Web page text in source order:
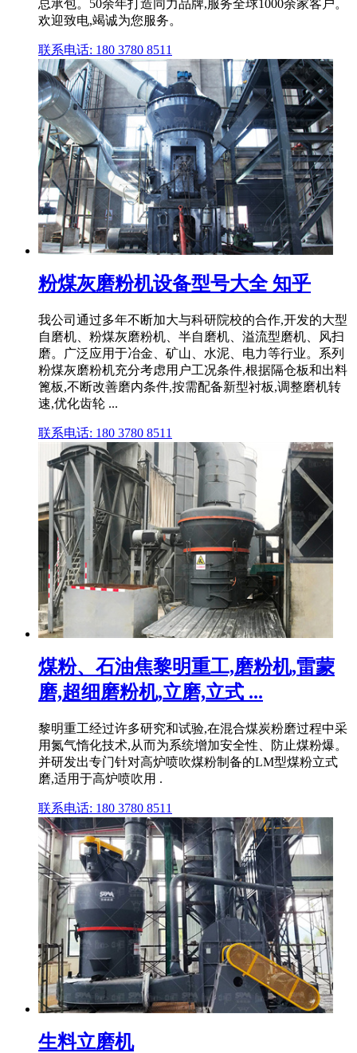
总承包。50余年打造同力品牌,服务全球1000余家客户。
欢迎致电,竭诚为您服务。
联系电话: 180 3780 8511
粉煤灰磨粉机设备型号大全 知乎
我公司通过多年不断加大与科研院校的合作,开发的大型
自磨机、粉煤灰磨粉机、半自磨机、溢流型磨机、风扫
磨。广泛应用于冶金、矿山、水泥、电力等行业。系列
粉煤灰磨粉机充分考虑用户工况条件,根据隔仓板和出料
篦板,不断改善磨内条件,按需配备新型衬板,调整磨机转
速,优化齿轮 ...
联系电话: 180 3780 8511
煤粉、石油焦黎明重工,磨粉机,雷蒙
磨,超细磨粉机,立磨,立式 ...
黎明重工经过许多研究和试验,在混合煤炭粉磨过程中采
用氮气惰化技术,从而为系统增加安全性、防止煤粉爆。
并研发出专门针对高炉喷吹煤粉制备的LM型煤粉立式
磨,适用于高炉喷吹用 .
联系电话: 180 3780 8511
生料立磨机